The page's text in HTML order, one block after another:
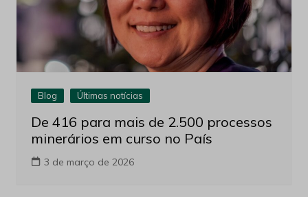
Blog Últimas notícias
De 416 para mais de 2.500 processos
minerários em curso no País
3 de março de 2026